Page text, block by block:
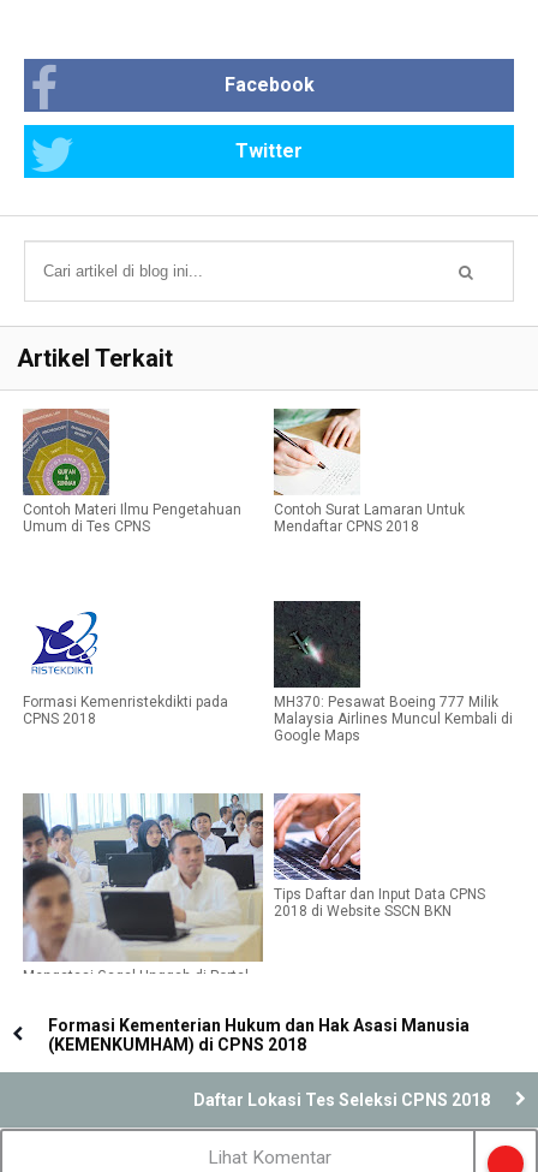
Facebook
Twitter
Artikel Terkait
Contoh Materi Ilmu Pengetahuan
Umum di Tes CPNS
Contoh Surat Lamaran Untuk
Mendaftar CPNS 2018
Formasi Kemenristekdikti pada
CPNS 2018
MH370: Pesawat Boeing 777 Milik
Malaysia Airlines Muncul Kembali di
Google Maps
Mengatasi Gagal Unggah di Portal
Tips Daftar dan Input Data CPNS
2018 di Website SSCN BKN
Formasi Kementerian Hukum dan Hak Asasi Manusia
(KEMENKUMHAM) di CPNS 2018
Daftar Lokasi Tes Seleksi CPNS 2018
Lihat Komentar